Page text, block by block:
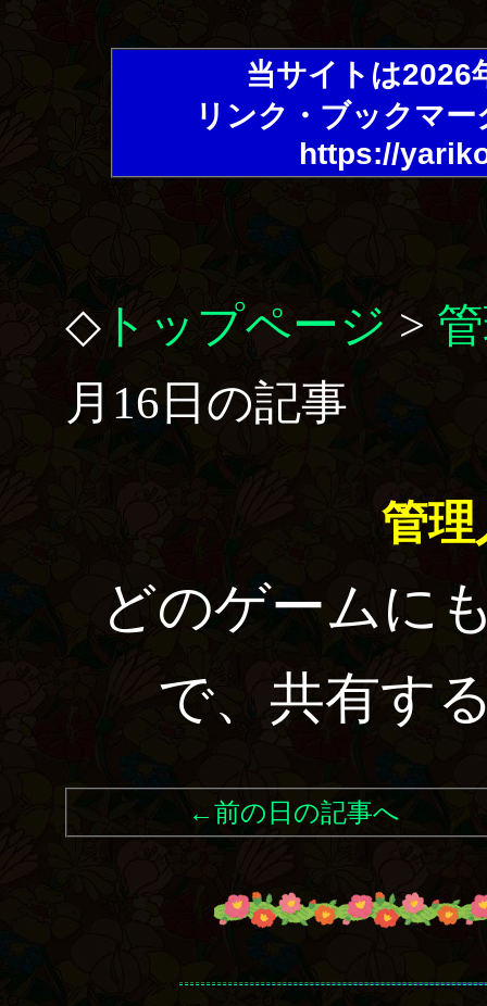
当サイトは2026
リンク・ブックマ
https://
◇ トップページ >
月16日の記事
管理
どのゲームに
で、共有す
←前の日の記事へ